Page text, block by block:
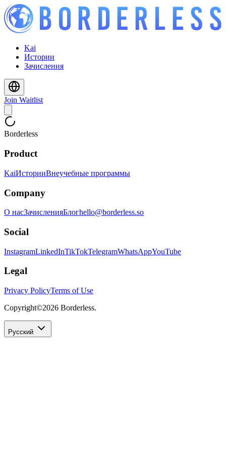
Kai
Истории
Зачисления
Join Waitlist
Borderless
Product
KaiИсторииВнеучебные программы
Company
О насЗачисленияБлогhello@borderless.so
Social
InstagramLinkedInTikTokTelegramWhatsAppYouTube
Legal
Privacy PolicyTerms of Use
Copyright©2026 Borderless.
Русский